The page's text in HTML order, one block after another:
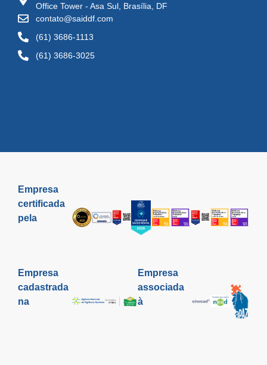
Office Tower - Asa Sul, Brasília, DF
contato@saiddf.com
(61) 3686-1113
(61) 3686-3025
Empresa
certificada
pela
Empresa
cadastrada
na
Empresa
associada
à